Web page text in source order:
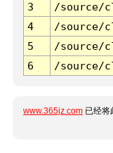
3 /source/
4
/source/
5
/source/
6
/source/
www.365jz.com 已经将